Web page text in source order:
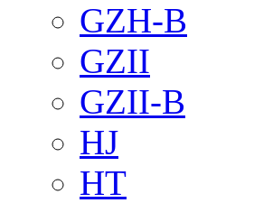
GZH-B
GZII
GZII-B
HJ
HT